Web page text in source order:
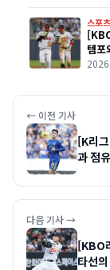
스포
템포
← 이전 기사
[K리
과 점
다음 기사 →
[KBO
타선